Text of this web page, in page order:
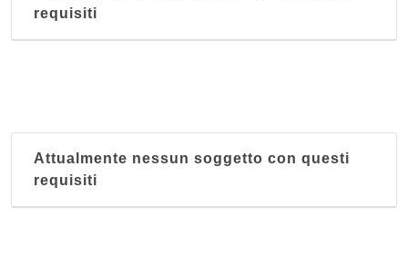
requisiti
Attualmente nessun soggetto con questi
requisiti